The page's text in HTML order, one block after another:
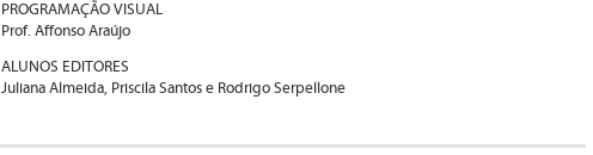
PROGRAMAÇÃO VISUAL
Prof. Affonso Araújo
ALUNOS EDITORES
Juliana Almeida, Priscila Santos e Rodrigo Serpellone